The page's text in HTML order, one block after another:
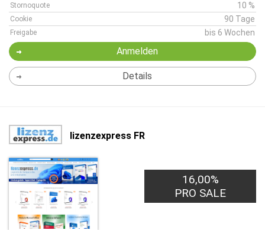
Stornoquote 10 %
Cookie 90 Tage
Freigabe bis 6 Wochen
Anmelden
Details
lizenzexpress FR
16,00%
PRO SALE